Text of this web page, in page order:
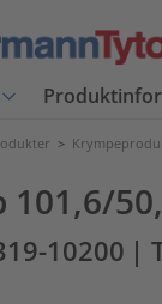
>
101,6/
10200 |